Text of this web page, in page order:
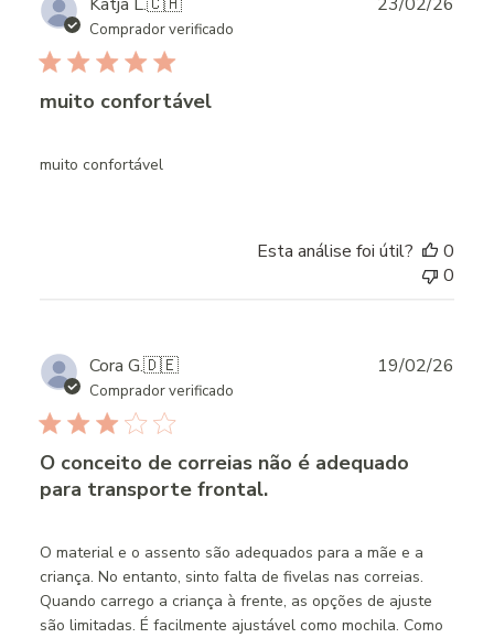
Comprador verificado
muito confortável
muito confortável
Esta análise foi útil?
0
0
Cora G.🇩🇪
Comprador verificado
O conceito de correias não é adequado
para transporte frontal.
O material e o assento são adequados para a mãe e a
criança. No entanto, sinto falta de fivelas nas correias.
Quando carrego a criança à frente, as opções de ajuste
são limitadas. É facilmente ajustável como mochila. Como
19/02/26